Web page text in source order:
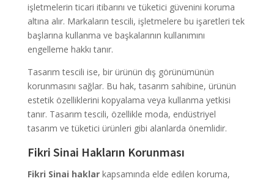
işletmelerin ticari itibarını ve tüketici güvenini koruma
altına alır. Markaların tescili, işletmelere bu işaretleri tek
başlarına kullanma ve başkalarının kullanımını
engelleme hakkı tanır.
Tasarım tescili ise, bir ürünün dış görünümünün
korunmasını sağlar. Bu hak, tasarım sahibine, ürünün
estetik özelliklerini kopyalama veya kullanma yetkisi
tanır. Tasarım tescili, özellikle moda, endüstriyel
tasarım ve tüketici ürünleri gibi alanlarda önemlidir.
Fikri Sinai Hakların Korunması
Fikri Sinai haklarkapsamında elde edilen koruma,